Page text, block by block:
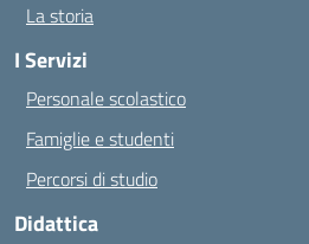
La storia
I Servizi
Personale scolastico
Famiglie e studenti
Percorsi di studio
Didattica